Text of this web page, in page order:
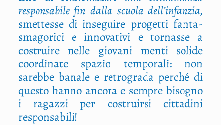
respon­sa­bi­le fin dal­la scuo­la dell’infanzia,
smet­tes­se di inse­gui­re pro­get­ti fan­ta­
sma­go­ri­ci e inno­va­ti­vi e tor­nas­se a
costrui­re nel­le gio­va­ni men­ti soli­de
coor­di­na­te spa­zio tem­po­ra­li: non
sareb­be bana­le e retro­gra­da per­ché di
que­sto han­no anco­ra e sem­pre biso­gno
i ragaz­zi per costruir­si cit­ta­di­ni
responsabili!